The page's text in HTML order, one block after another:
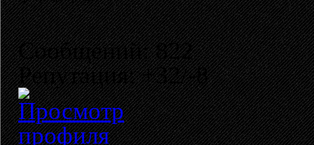
Сообщений: 822
Репутация: +32/-8